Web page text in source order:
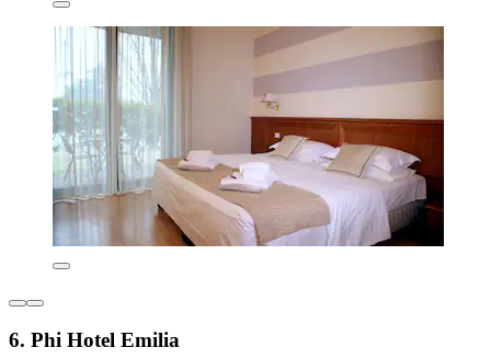
6. Phi Hotel Emilia